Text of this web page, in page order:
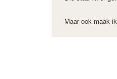
Maar ook maak